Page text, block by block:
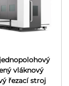
vláknový
řezací stroj